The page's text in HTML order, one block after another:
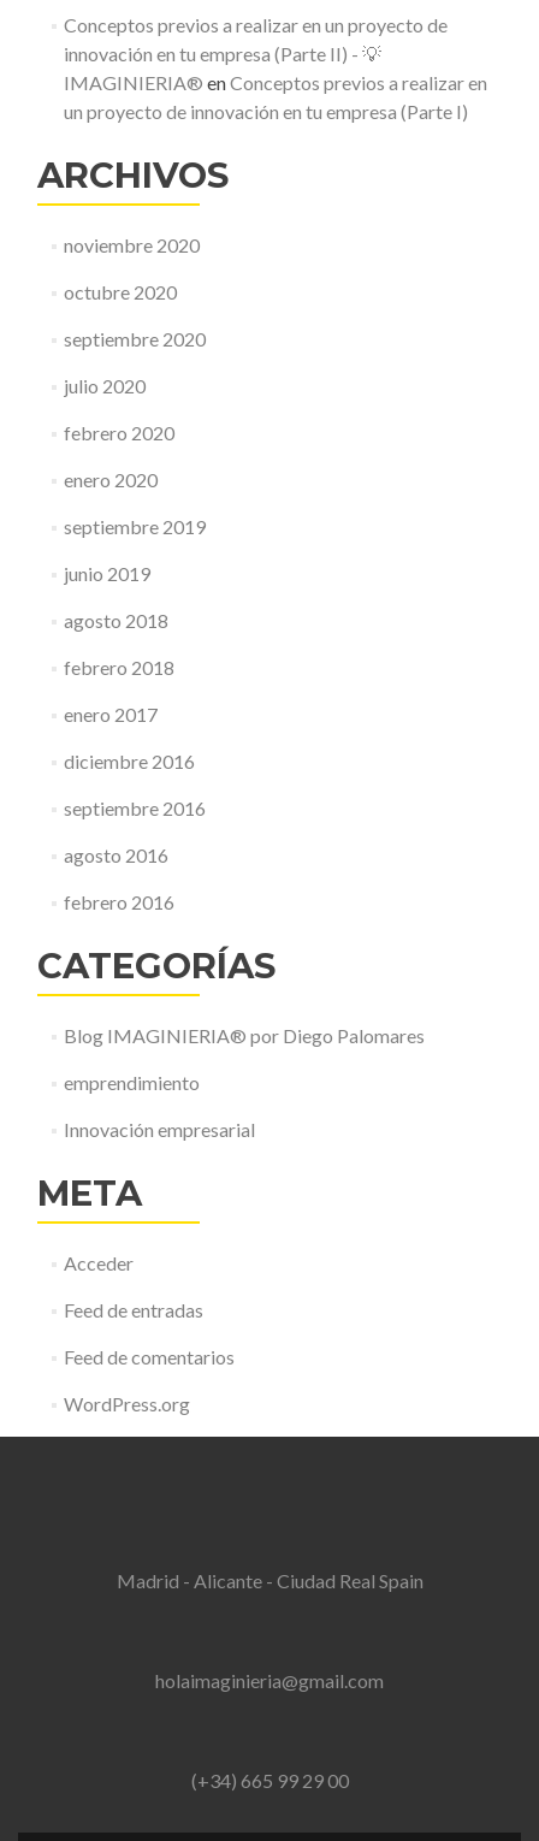
Conceptos previos a realizar en un proyecto de
innovación en tu empresa (Parte II) - 💡
IMAGINIERIA® enConceptos previos a realizar en
un proyecto de innovación en tu empresa (Parte I)
ARCHIVOS
noviembre 2020
octubre 2020
septiembre 2020
julio 2020
febrero 2020
enero 2020
septiembre 2019
junio 2019
agosto 2018
febrero 2018
enero 2017
diciembre 2016
septiembre 2016
agosto 2016
febrero 2016
CATEGORÍAS
Blog IMAGINIERIA® por Diego Palomares
emprendimiento
Innovación empresarial
META
Acceder
Feed de entradas
Feed de comentarios
WordPress.org
Madrid - Alicante - Ciudad Real Spain
holaimaginieria@gmail.com
(+34) 665 99 29 00